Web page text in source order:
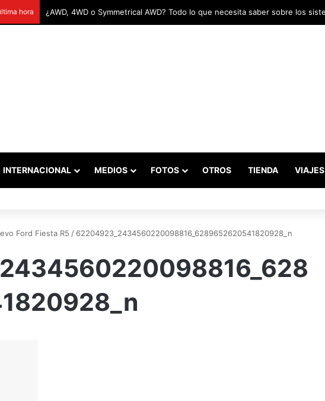
hora
INTERNACIONAL MEDIOS FOTOS OTROS TIENDA VIAJES
Ford Fiesta R5 / 62204923_2434560220098816_6289652620541820928_n